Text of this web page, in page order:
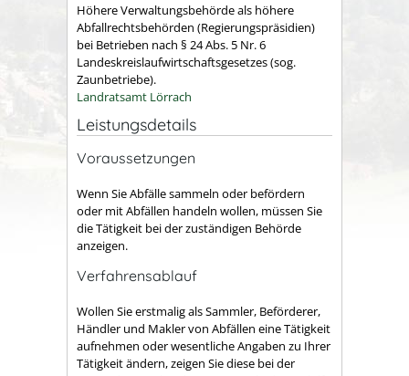
Höhere Verwaltungsbehörde als höhere
Abfallrechtsbehörden (Regierungspräsidien)
bei Betrieben nach § 24 Abs. 5 Nr. 6
Landeskreislaufwirtschaftsgesetzes (sog.
Zaunbetriebe).
Landratsamt Lörrach
Leistungsdetails
Voraussetzungen
Wenn Sie Abfälle sammeln oder befördern
oder mit Abfällen handeln wollen, müssen Sie
die Tätigkeit bei der zuständigen Behörde
anzeigen.
Verfahrensablauf
Wollen Sie erstmalig als Sammler, Beförderer,
Händler und Makler von Abfällen eine Tätigkeit
aufnehmen oder wesentliche Angaben zu Ihrer
Tätigkeit ändern, zeigen Sie diese bei der